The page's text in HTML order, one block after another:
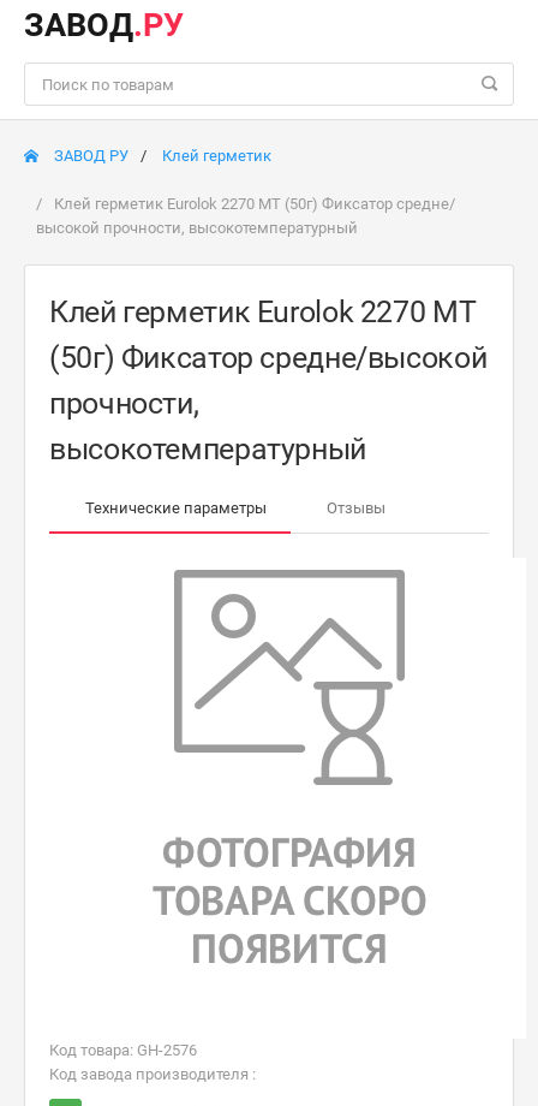
ЗАВОД.РУ
ЗАВОД РУ Клей герметик
Клей герметик Eurolok 2270 MT (50г) Фиксатор средне/
высокой прочности, высокотемпературный
Клей герметик Eurolok 2270 MT
(50г) Фиксатор средне/высокой
прочности,
высокотемпературный
Технические параметры Отзывы
Код товара: GH-2576
Код завода производителя :